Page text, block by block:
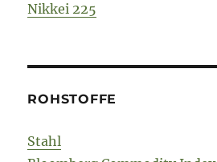
Nikkei 225
ROHSTOFFE
Stahl